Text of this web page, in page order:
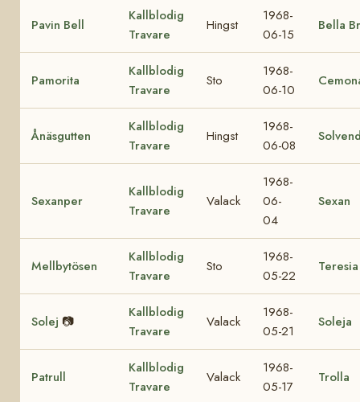
Pavin Bell
Kallblodig
Travare
Hingst
1968-
06-15
Bella
Pamorita
Kallblodig
Travare
Sto
1968-
06-10
Ånäsgutten
Kallblodig
Travare
Hingst
1968-
06-08
Sexanper
Kallblodig
Travare
Valack
1968-
06-
04
Sexan
Mellbytösen
Kallblodig
Travare
Sto
1968-
05-22
Teresia
Solej 📷
Kallblodig
Travare
Valack
1968-
05-21
Soleja
Patrull
Kallblodig
Travare
Valack
1968-
05-17
Trolla